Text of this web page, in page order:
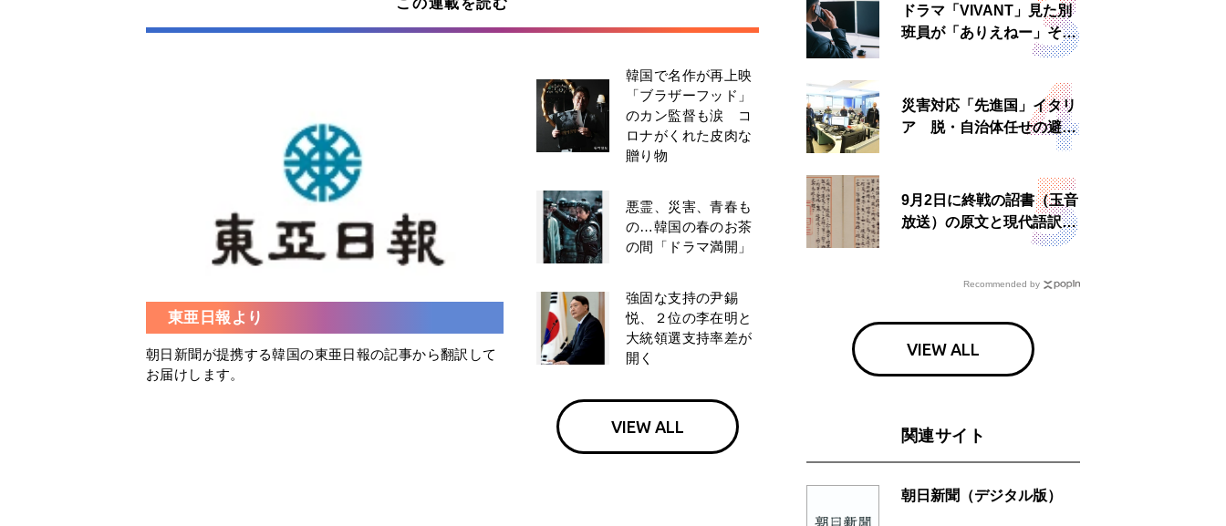
この連載を読む
東亜日報より
朝日新聞が提携する韓国の東亜日報の記事から翻訳して
お届けします。
韓国で名作が再上映
「ブラザーフッド」
のカン監督も涙 コ
ロナがくれた皮肉な
贈り物
悪霊、災害、青春も
の…韓国の春のお茶
の間「ドラマ満開」
強固な支持の尹錫
悦、２位の李在明と
大統領選支持率差が
開く
VIEW ALL
ドラマ「VIVANT」見た別
班員が「ありえねー」その
理由とは 非公然組織ゆえ
災害対応「先進国」イタリ
ア 脱・自治体任せの避難
所運営、被災者への温かい
9月2日に終戦の詔書（玉音
放送）の原文と現代語訳を
読む もう一つの「終戦の
Recommended by
VIEW ALL
関連サイト
朝日新聞（デジタル版）